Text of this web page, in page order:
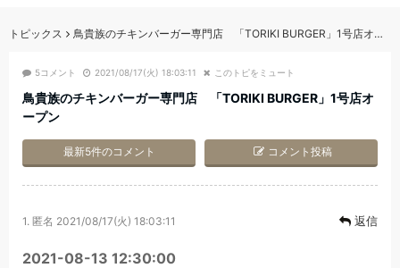
トピックス 鳥貴族のチキンバーガー専門店 「TORIKI BURGER」1号店オープン
5コメント 2021/08/17(火) 18:03:11 このトピをミュート
鳥貴族のチキンバーガー専門店 「TORIKI BURGER」1号店オ
ープン
コメント投稿
最新5件のコメント
1. 匿名 2021/08/17(火) 18:03:11 返信
2021-08-13 12:30:00